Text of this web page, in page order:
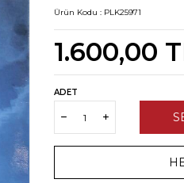
Ürün Kodu : PLK25971
1.600,00
ADET